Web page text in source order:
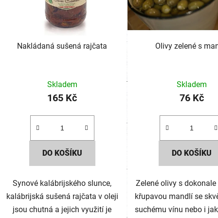
Nakládaná sušená rajčata
Skladem
165 Kč
DO KOŠÍKU
Synové kalábrijského slunce,
kalábrijská sušená rajčata v oleji
jsou chutná a jejich využití je
Olivy zelené s
Skladem
76 Kč
DO KOŠÍKU
Zelené olivy s
křupavou mandlí se
suchému vínu nebo i